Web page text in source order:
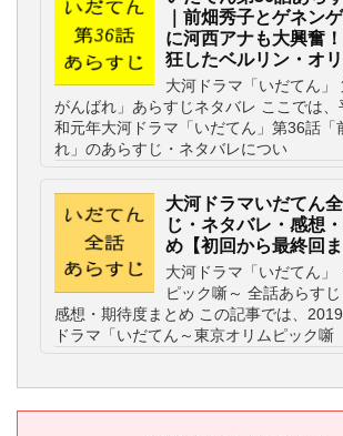
｜前畑秀子とゲネン
に河西アナも大興奮
狂したベルリン・オ
大河ドラマ「いだてん」
がんばれ」あらすじネタバレ ここでは、
和元年大河ドラマ「いだてん」第36話「
れ」のあらすじ・ネタバレについ
大河ドラマいだてん
じ・ネタバレ・感想
め【初回から最終回ま
大河ドラマ「いだてん」
ピック噺～ 全話あらすじ
感想・期待度まとめ この記事では、
ドラマ「いだてん～東京オリムピック噺